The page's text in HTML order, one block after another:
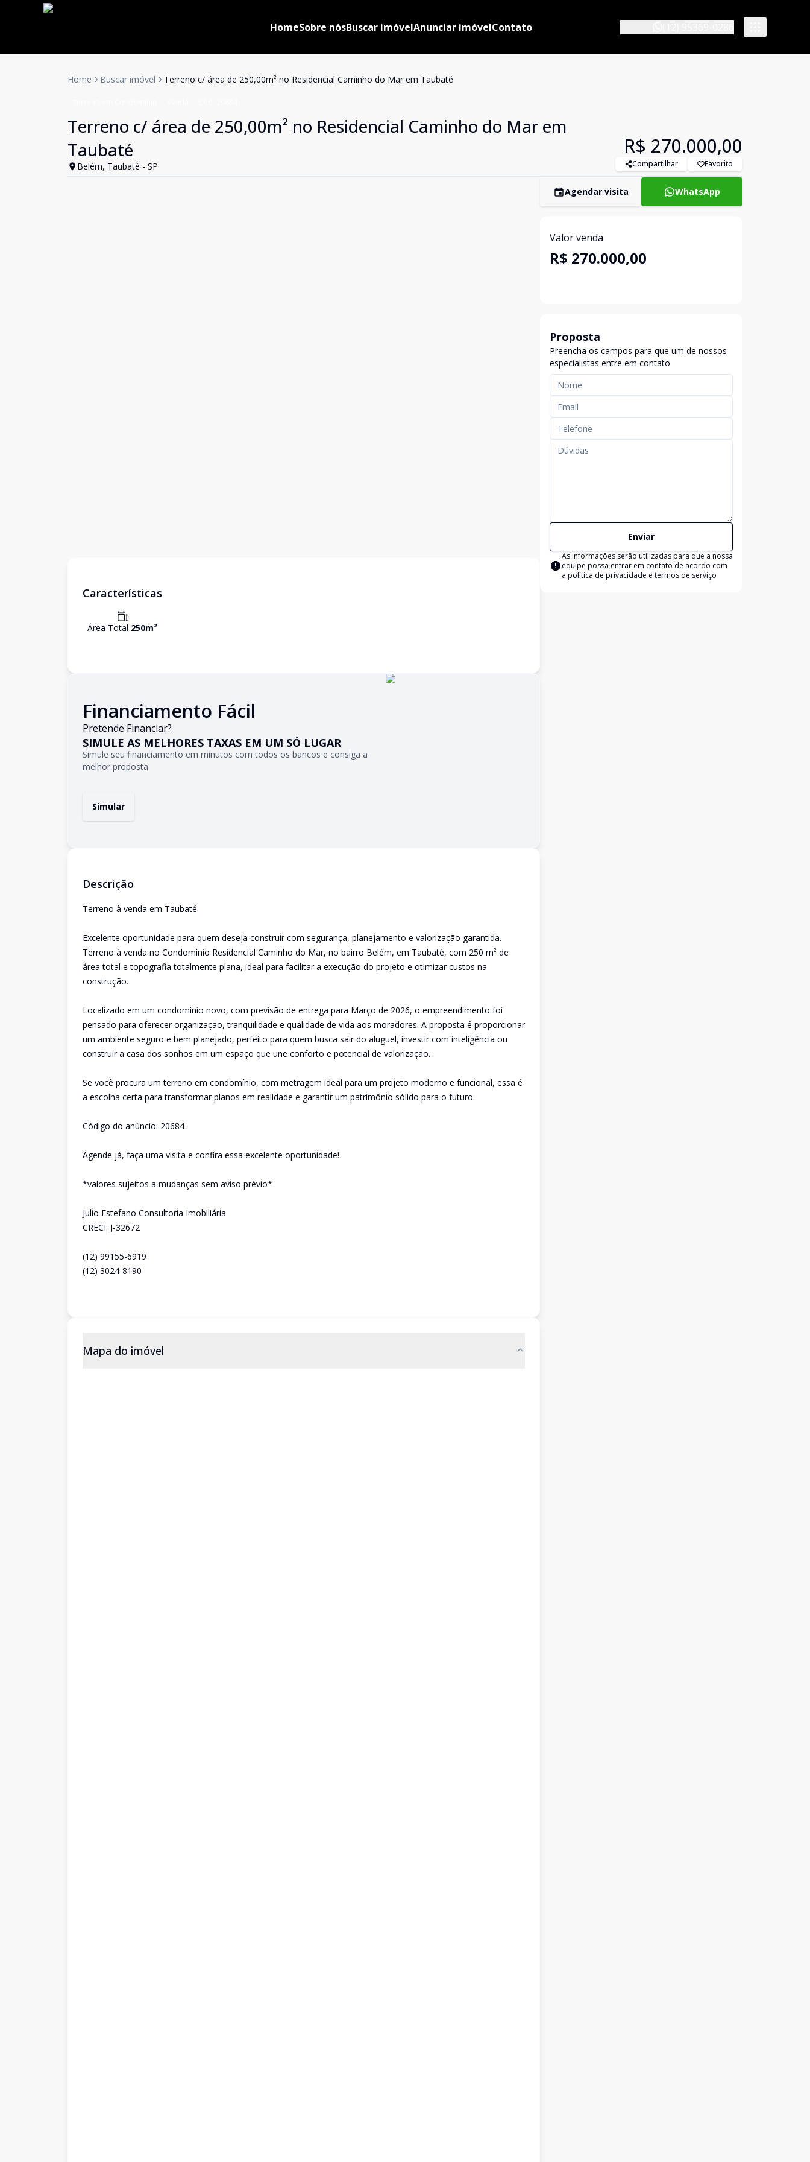
HomeSobre nósBuscar imóvelAnunciar imóvelContato
Home Buscar imóvel Terreno c/ área de 250,00m² no Residencial Caminho do Mar em Taubaté
Terreno c/ área de 250,00m² no Residencial Caminho do Mar em
Taubaté
Belém, Taubaté - SP
R$ 270.000,00
Compartilhar Favorito
Características
Área Total 250m²
Financiamento Fácil
Pretende Financiar?
SIMULE AS MELHORES TAXAS EM UM SÓ LUGAR
Simule seu financiamento em minutos com todos os bancos e consiga a
melhor proposta.
Simular
Descrição
Terreno à venda em Taubaté
Excelente oportunidade para quem deseja construir com segurança, planejamento e valorização garantida.
Terreno à venda no Condomínio Residencial Caminho do Mar, no bairro Belém, em Taubaté, com 250 m² de
área total e topografia totalmente plana, ideal para facilitar a execução do projeto e otimizar custos na
construção.
Localizado em um condomínio novo, com previsão de entrega para Março de 2026, o empreendimento foi
pensado para oferecer organização, tranquilidade e qualidade de vida aos moradores. A proposta é proporcionar
um ambiente seguro e bem planejado, perfeito para quem busca sair do aluguel, investir com inteligência ou
construir a casa dos sonhos em um espaço que une conforto e potencial de valorização.
Se você procura um terreno em condomínio, com metragem ideal para um projeto moderno e funcional, essa é
a escolha certa para transformar planos em realidade e garantir um patrimônio sólido para o futuro.
Código do anúncio: 20684
Agende já, faça uma visita e confira essa excelente oportunidade!
*valores sujeitos a mudanças sem aviso prévio*
Julio Estefano Consultoria Imobiliária
CRECI: J-32672
(12) 99155-6919
(12) 3024-8190
Mapa do imóvel
Agendar visita WhatsApp
Valor venda
R$ 270.000,00
Proposta
Preencha os campos para que um de nossos
especialistas entre em contato
Enviar
As informações serão utilizadas para que a nossa
equipe possa entrar em contato de acordo com
a política de privacidade e termos de serviço